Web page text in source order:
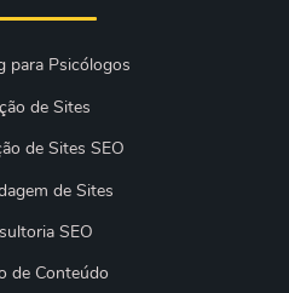
para Psicólogos
de Sites
de Sites SEO
de Sites
SEO
de Conteúdo